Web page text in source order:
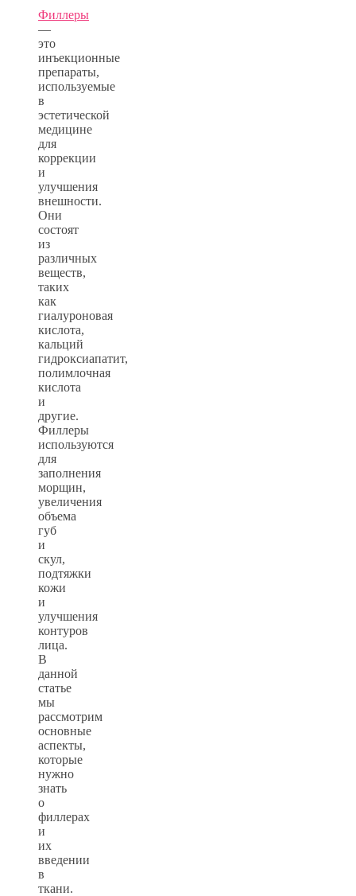
Филлеры
—
это
инъекционные
препараты,
используемые
в
эстетической
медицине
для
коррекции
и
улучшения
внешности.
Они
состоят
из
различных
веществ,
таких
как
гиалуроновая
кислота,
кальций
гидроксиапатит,
полимлочная
кислота
и
другие.
Филлеры
используются
для
заполнения
морщин,
увеличения
объема
губ
и
скул,
подтяжки
кожи
и
улучшения
контуров
лица.
В
данной
статье
мы
рассмотрим
основные
аспекты,
которые
нужно
знать
о
филлерах
и
их
введении
в
ткани.